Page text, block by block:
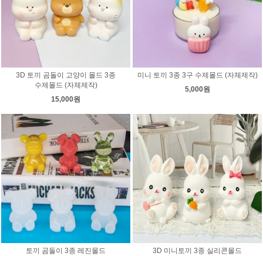
3D 토끼 곰돌이 고양이 몰드 3종
수제몰드 (자체제작)
15,000원
미니 토끼 3종 3구 수제몰드 (자체제작)
5,000원
토끼 곰돌이 3종 레진몰드
3D 미니토끼 3종 실리콘몰드